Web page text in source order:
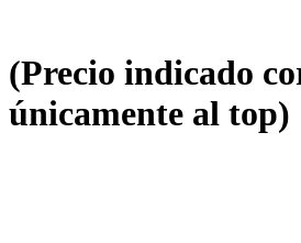
(Precio indicado
únicamente al top)